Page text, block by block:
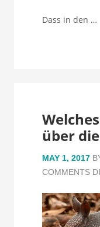
Dass in den …
über
MAY 1, 2017
COMMENTS